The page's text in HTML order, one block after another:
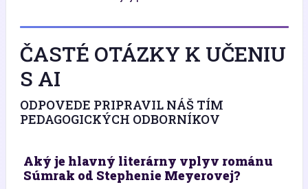
ČASTÉ OTÁZKY K UČENIU
S AI
ODPOVEDE PRIPRAVIL NÁŠ TÍM
PEDAGOGICKÝCH ODBORNÍKOV
Aký je hlavný literárny vplyv románu
Súmrak od Stephenie Meyerovej?